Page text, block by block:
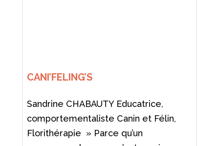
CANI’FELING’S
Sandrine CHABAUTY Educatrice,
comportementaliste Canin et Félin,
Florithérapie » Parce qu’un